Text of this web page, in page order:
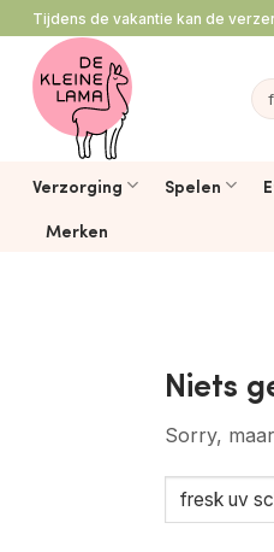
naar
inhoud
Tijdens de vakantie kan de
Verzorging Spelen
Merken
Niets
Sorry,